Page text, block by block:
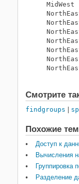
MidWest
Смотрите
findgroups
Похожие
Доступ к
Вычисления
Группировка
Разделение